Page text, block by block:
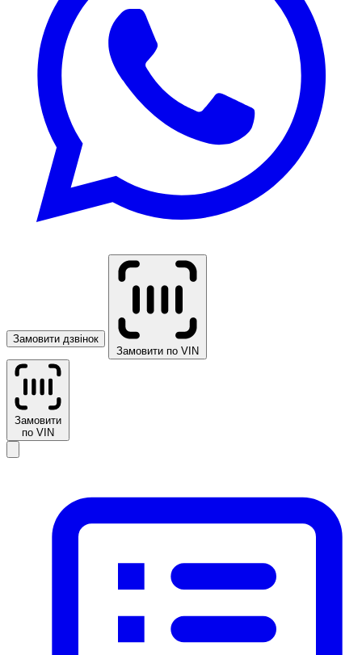
Замовити дзвінок
Замовити по VIN
Замовити
по VIN